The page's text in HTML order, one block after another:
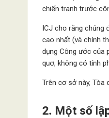
chiến tranh trước
ICJ cho rằng chúng
cao nhất (và chính
dụng Công ước của
quơ, không có tính
Trên cơ sở này, Tòa
2. Một số